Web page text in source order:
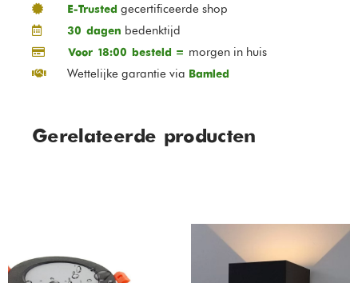
E-Trusted gecertificeerde shop
30 dagen bedenktijd
Voor 18:00 besteld = morgen in huis
Wettelijke garantie via Bamled
Gerelateerde producten